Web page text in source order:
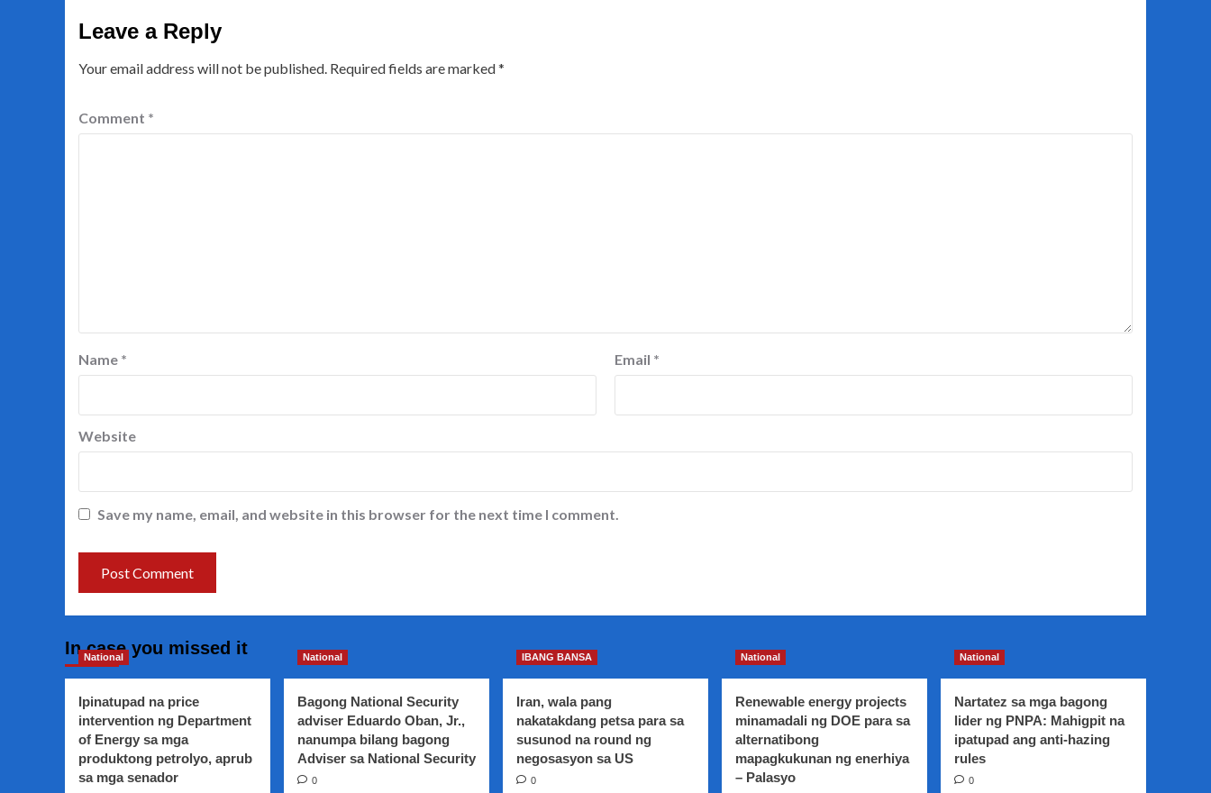
Leave a Reply
Your email address will not be published. Required fields are marked*
Comment *
Name * Email *
Website
Save my name, email, and website in this browser for the next time I comment.
In case you missed it
National
Ipinatupad na price
intervention ng Department
of Energy sa mga
produktong petrolyo, aprub
sa mga senador
National
Bagong National Security
adviser Eduardo Oban, Jr.,
nanumpa bilang bagong
Adviser sa National Security
0
IBANG BANSA
Iran, wala pang
nakatakdang petsa para sa
susunod na round ng
negosasyon sa US
0
National
Renewable energy projects
minamadali ng DOE para sa
alternatibong
mapagkukunan ng enerhiya
– Palasyo
National
Nartatez sa mga bagong
lider ng PNPA: Mahigpit na
ipatupad ang anti-hazing
rules
0